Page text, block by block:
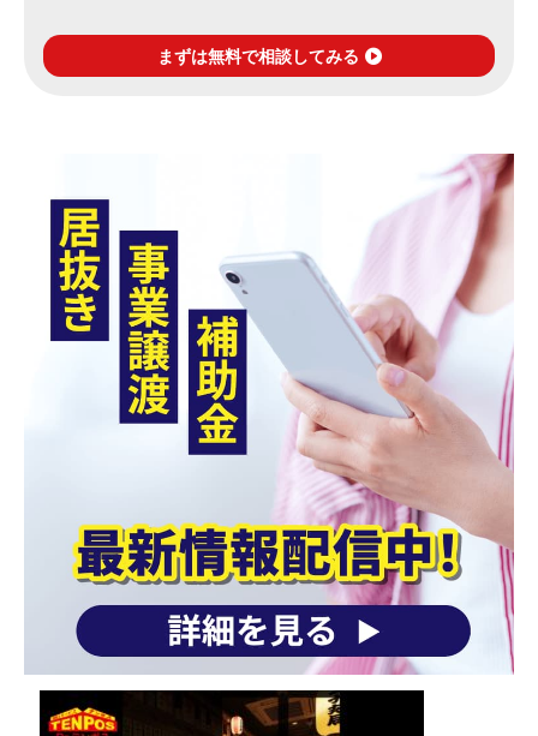
まずは無料で相談してみる